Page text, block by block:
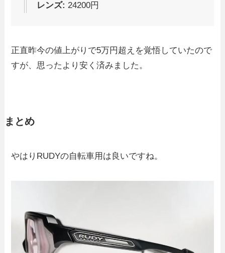
レンズ: 24200円
正直昨今の値上がりで5万円超えを覚悟していたので
すが、思ったより安く済みました。
まとめ
やはりRUDYの自転車用は良いですね。